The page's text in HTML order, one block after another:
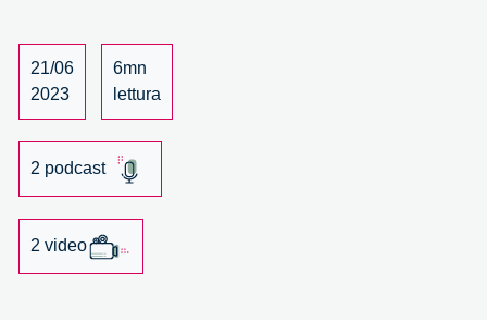
21/06
2023
6mn
lettura
2 podcast
2 video